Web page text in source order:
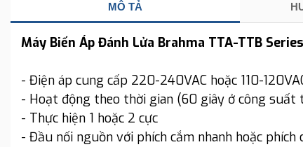
MÔ TẢ
Máy Biến Áp Đánh Lửa Brahma TTA-TTB
- Điện áp cung cấp 220-240VAC hoặc 110-
- Hoạt động theo thời gian (60 giây ở công suất
- Thực hiện 1 hoặc 2 cực
- Đầu nối nguồn với phích cắm nhanh hoặc phích